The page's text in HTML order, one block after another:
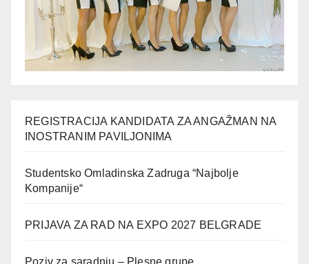
REGISTRACIJA KANDIDATA ZA ANGAŽMAN NA
INOSTRANIM PAVILJONIMA
Studentsko Omladinska Zadruga “Najbolje
Kompanije“
PRIJAVA ZA RAD NA EXPO 2027 BELGRADE